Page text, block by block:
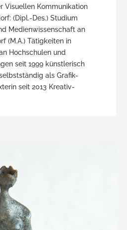
Visuellen Kommunikation
(Dipl.-Des.) Studium
Medienwissenschaft an
(M.A.) Tätigkeiten in
Hochschulen und
seit 1999 künstlerisch
als Grafik-
seit 2013 Kreativ-